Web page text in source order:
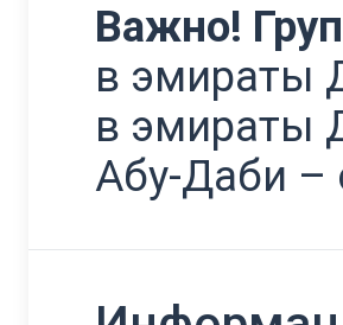
Важно!
в эмираты
в эмираты
Абу-Даби –